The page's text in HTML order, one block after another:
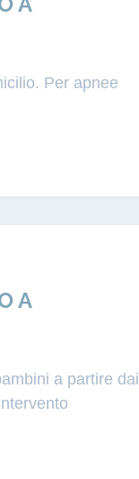
Per apnee
A
a partire dai